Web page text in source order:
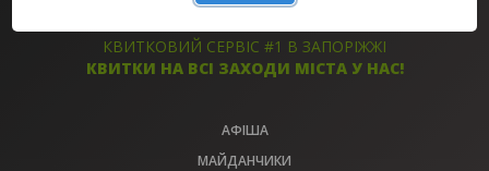
КВИТКИ КВИТКИ
КВИТКОВИЙ СЕРВІС #1 В ЗАПОРІЖЖІ
КВИТКИ НА ВСІ ЗАХОДИ МІСТА У НАС!
АФІША
МАЙДАНЧИКИ